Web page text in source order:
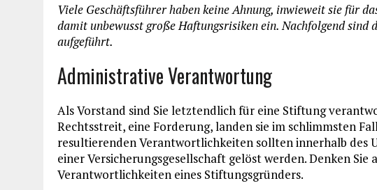
Viele Geschäftsführer haben keine Ahnung, inwieweit sie für
damit unbewusst große Haftungsrisiken ein. Nachfolgend
aufgeführt.
Administrative Verantwortung
Als Vorstand sind Sie letztendlich für eine Stiftung
Rechtsstreit, eine Forderung, landen sie im schlimmsten
resultierenden Verantwortlichkeiten sollten innerhalb des
einer Versicherungsgesellschaft gelöst werden. Denken
Verantwortlichkeiten eines Stiftungsgründers.